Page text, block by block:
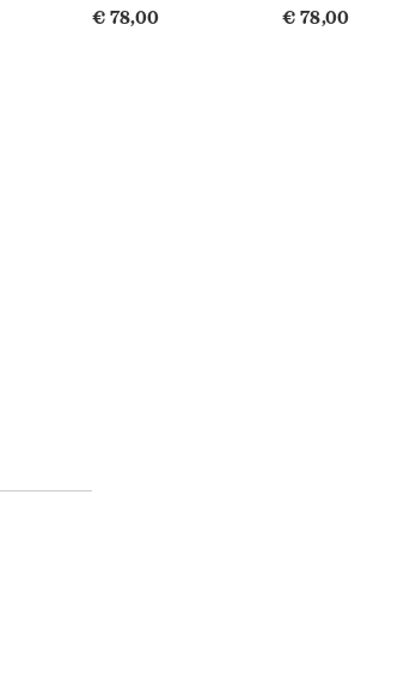
€ 78,00
€ 78,00